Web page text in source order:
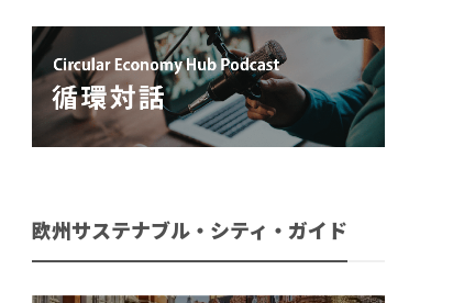
欧州サステナブル・シティ・ガイド